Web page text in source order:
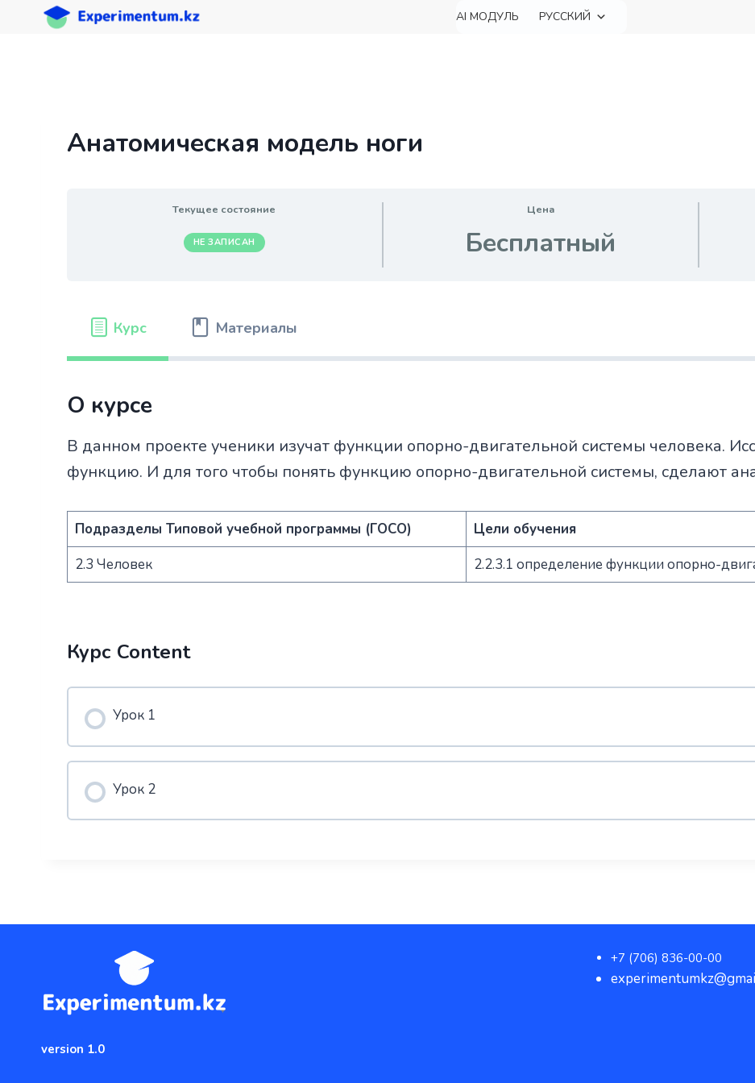
Перейти
AI МОДУЛЬ РУССКИЙ
Анатомическая модель ноги
Текущее состояние
НЕ ЗАПИСАН
Цена
Бесплатный
Курс Материалы
О курсе
В данном проекте ученики изучат функции опорно-двигательной системы человека.
функцию. И для того чтобы понять функцию опорно-двигательной системы, сделают
Подразделы Типовой учебной программы (ГОСО)
Цели обучения
2.3 Человек
2.2.3.1 определение функции опорно-
Курс Content
Урок 1
Урок 2
version 1.0
+7 (706) 836-00-00